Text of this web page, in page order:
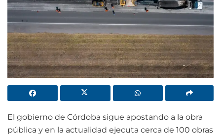
El gobierno de Córdoba sigue apostando a la obra
pública y en la actualidad ejecuta cerca de 100 obras